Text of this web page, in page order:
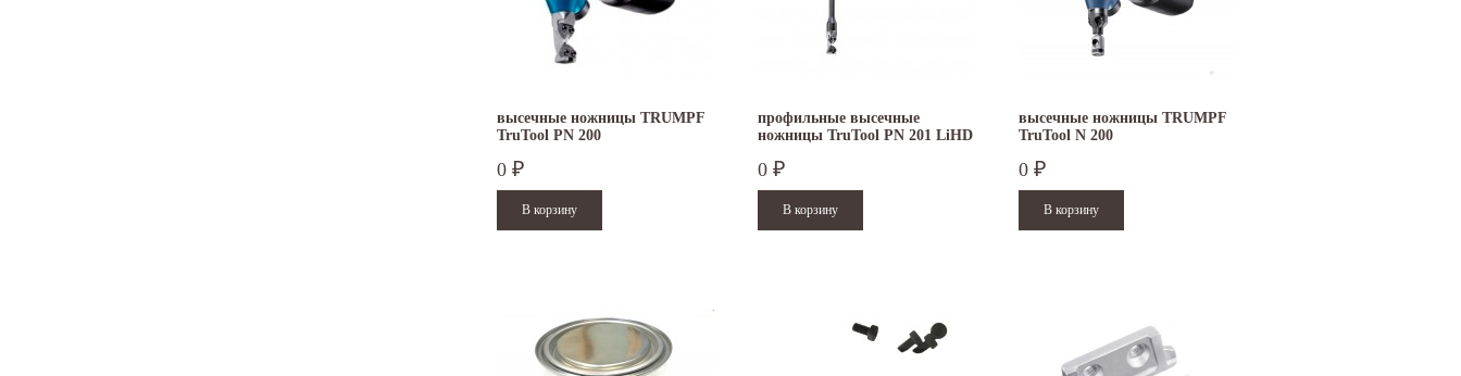
высечные ножницы TRUMPF
TruTool PN 200
0 ₽
профильные высечные
ножницы TruTool PN 201 LiHD
0 ₽
высечные ножницы TRUMPF
TruTool N 200
0 ₽